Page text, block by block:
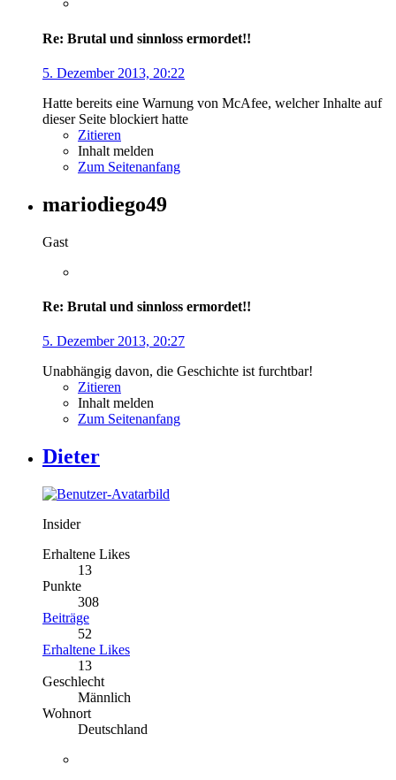
Re: Brutal und sinnloss ermordet!!
5. Dezember 2013, 20:22
Hatte bereits eine Warnung von McAfee, welcher Inhalte auf
dieser Seite blockiert hatte
Zitieren
Inhalt melden
Zum Seitenanfang
mariodiego49
Gast
Re: Brutal und sinnloss ermordet!!
5. Dezember 2013, 20:27
Unabhängig davon, die Geschichte ist furchtbar!
Zitieren
Inhalt melden
Zum Seitenanfang
Dieter
Insider
Erhaltene Likes
13
Punkte
308
Beiträge
52
Erhaltene Likes
13
Geschlecht
Männlich
Wohnort
Deutschland